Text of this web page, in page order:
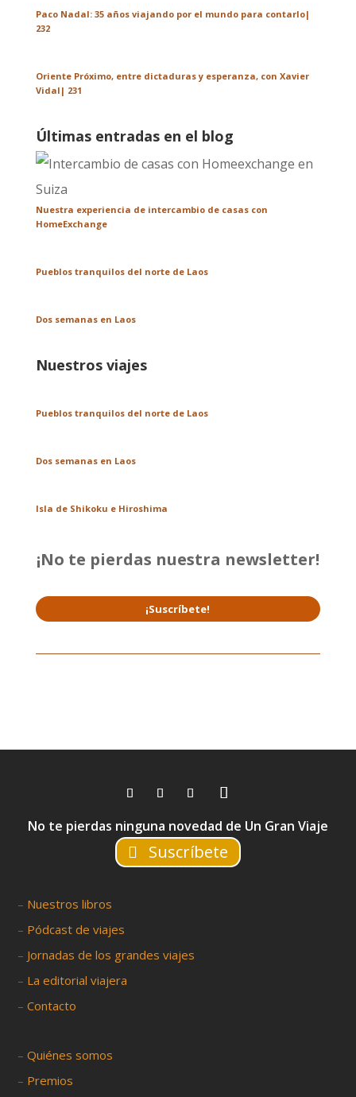
Paco Nadal: 35 años viajando por el mundo para contarlo|
232
Oriente Próximo, entre dictaduras y esperanza, con Xavier
Vidal| 231
Últimas entradas en el blog
Nuestra experiencia de intercambio de casas con
HomeExchange
Pueblos tranquilos del norte de Laos
Dos semanas en Laos
Nuestros viajes
Pueblos tranquilos del norte de Laos
Dos semanas en Laos
Isla de Shikoku e Hiroshima
¡No te pierdas nuestra newsletter!
¡Suscríbete!
No te pierdas ninguna novedad de Un Gran Viaje
Suscríbete
– Nuestros libros
– Pódcast de viajes
– Jornadas de los grandes viajes
– La editorial viajera
–Contacto
–Quiénes somos
– Premios